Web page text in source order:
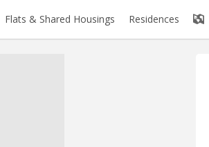
Flats & Shared Housings Residences